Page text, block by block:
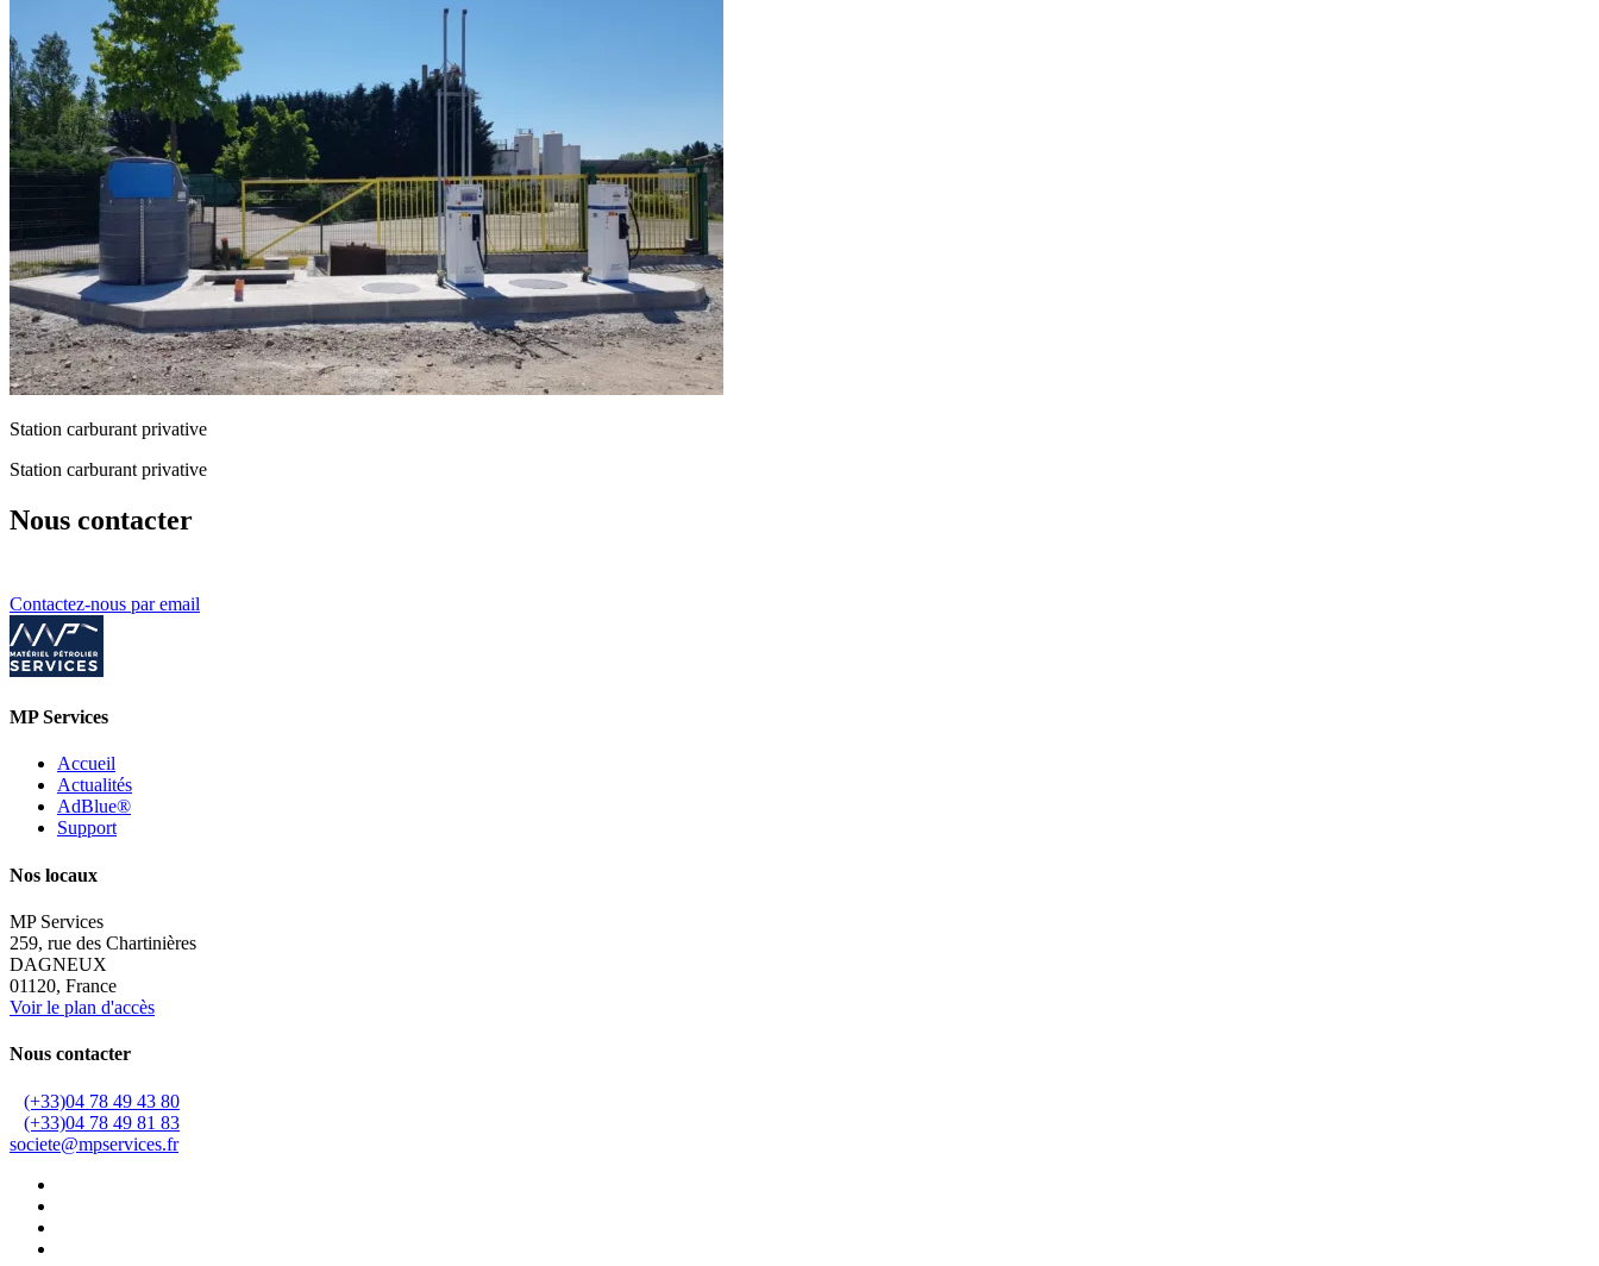
Station carburant privative
Station carburant privative
Nous contacter
Contactez-nous par email
MP Services
Accueil
Actualités
AdBlue®
Support
Nos locaux
MP Services
259, rue des Chartinières
DAGNEUX
01120, France
Voir le plan d'accès
Nous contacter
(+33)04 78 49 43 80
(+33)04 78 49 81 83
societe@mpservices.fr